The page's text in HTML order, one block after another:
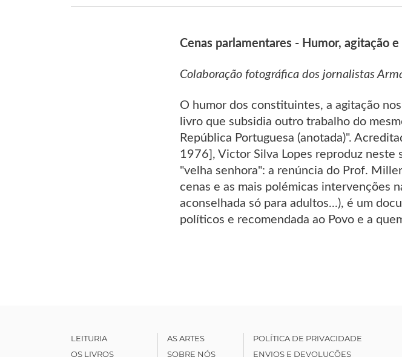
Cenas parlamentares - Humor, agitação
Colaboração fotográfica dos jornalistas
O humor dos constituintes, a agitação
livro que subsidia outro trabalho do
República Portuguesa (anotada)".
1976], Victor Silva Lopes reproduz neste
"velha senhora": a renúncia do Prof.
cenas e as mais polémicas intervenções
aconselhada só para adultos...), é um
políticos e recomendada ao Povo e a
LEITURIA
OS LIVROS
AS ARTES
SOBRE NÓS
POLÍTICA DE PRIVACIDADE
ENVIOS E DEVOLUÇÕES